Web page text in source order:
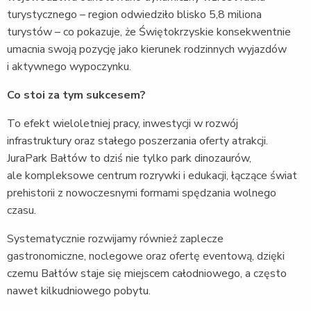
turystycznego – region odwiedziło blisko 5,8 miliona
turystów – co pokazuje, że Świętokrzyskie konsekwentnie
umacnia swoją pozycję jako kierunek rodzinnych wyjazdów
i aktywnego wypoczynku.
Co stoi za tym sukcesem?
To efekt wieloletniej pracy, inwestycji w rozwój
infrastruktury oraz stałego poszerzania oferty atrakcji.
JuraPark Bałtów to dziś nie tylko park dinozaurów,
ale kompleksowe centrum rozrywki i edukacji, łączące świat
prehistorii z nowoczesnymi formami spędzania wolnego
czasu.
Systematycznie rozwijamy również zaplecze
gastronomiczne, noclegowe oraz ofertę eventową, dzięki
czemu Bałtów staje się miejscem całodniowego, a często
nawet kilkudniowego pobytu.